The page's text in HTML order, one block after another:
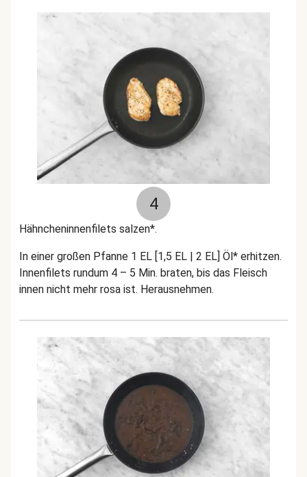
4
Hähncheninnenfilets salzen*.
In einer großen Pfanne 1 EL [1,5 EL | 2 EL] Öl* erhitzen.
Innenfilets rundum 4 – 5 Min. braten, bis das Fleisch
innen nicht mehr rosa ist. Herausnehmen.